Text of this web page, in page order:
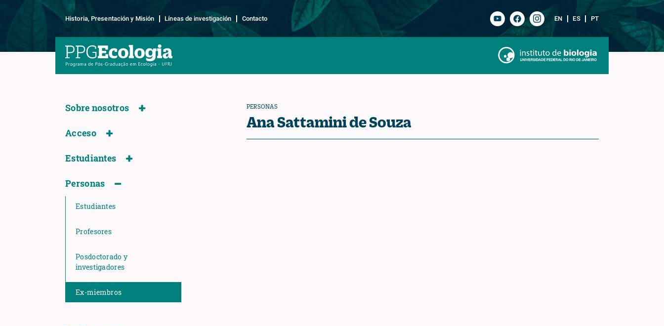
Historia, Presentación y Misión Líneas de investigación Contacto EN ES PT
Sobre nosotros
Acceso
Estudiantes
Personas
Estudiantes
Profesores
Posdoctorado y
investigadores
Ex-miembros
PERSONAS
Ana Sattamini de Souza